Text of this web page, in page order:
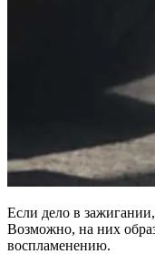
Если дело в
Возможно, на них
воспламенению.